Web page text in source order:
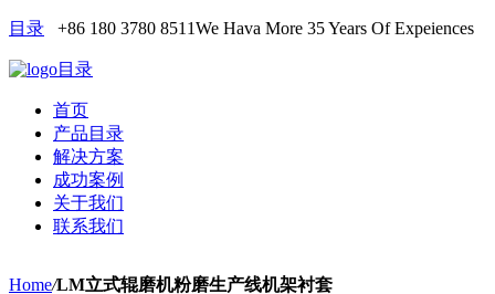
目录 +86 180 3780 8511We Hava More 35 Years Of Expeiences
目录
首页
产品目录
解决方案
成功案例
关于我们
联系我们
Home/LM立式辊磨机粉磨生产线机架衬套